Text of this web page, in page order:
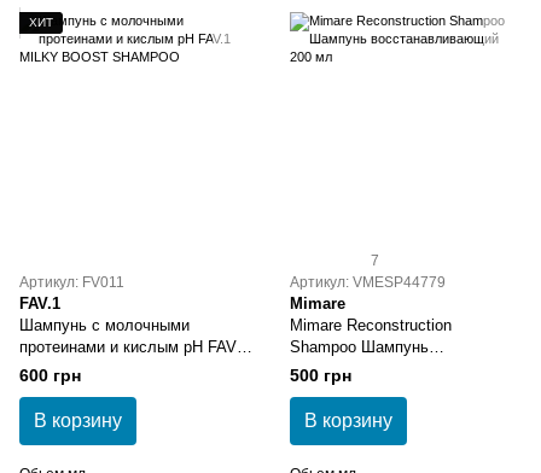
ХИТ
Артикул: FV011
FAV.1
Шампунь с молочными
протеинами и кислым pH FAV.1
MILKY BOOST SHAMPOO
600 грн
В корзину
7
Артикул: VMESP44779
Mimare
Mimare Reconstruction
Shampoo Шампунь
восстанавливающий 200 мл
500 грн
В корзину